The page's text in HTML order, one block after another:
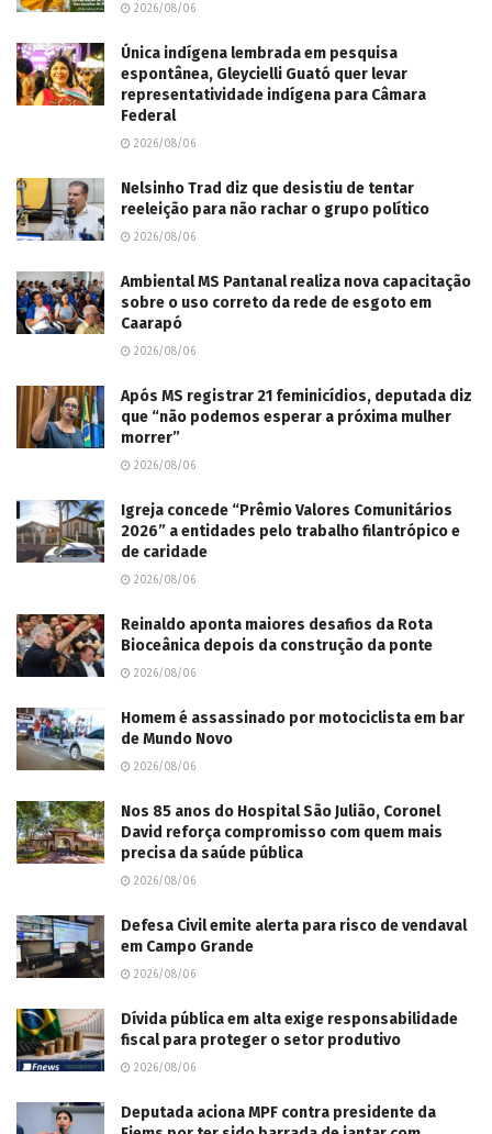
2026/08/06
Única indígena lembrada em pesquisa
espontânea, Gleycielli Guató quer levar
representatividade indígena para Câmara
Federal
2026/08/06
Nelsinho Trad diz que desistiu de tentar
reeleição para não rachar o grupo político
2026/08/06
Ambiental MS Pantanal realiza nova capacitação
sobre o uso correto da rede de esgoto em
Caarapó
2026/08/06
Após MS registrar 21 feminicídios, deputada diz
que “não podemos esperar a próxima mulher
morrer”
2026/08/06
Igreja concede “Prêmio Valores Comunitários
2026” a entidades pelo trabalho filantrópico e
de caridade
2026/08/06
Reinaldo aponta maiores desafios da Rota
Bioceânica depois da construção da ponte
2026/08/06
Homem é assassinado por motociclista em bar
de Mundo Novo
2026/08/06
Nos 85 anos do Hospital São Julião, Coronel
David reforça compromisso com quem mais
precisa da saúde pública
2026/08/06
Defesa Civil emite alerta para risco de vendaval
em Campo Grande
2026/08/06
Dívida pública em alta exige responsabilidade
fiscal para proteger o setor produtivo
2026/08/06
Deputada aciona MPF contra presidente da